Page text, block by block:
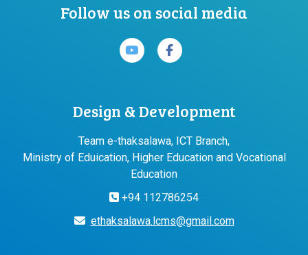
Follow us on social media
Design & Development
Team e-thaksalawa, ICT Branch,
Ministry of Eduication, Higher Education and Vocational
Education
+94 112786254
ethaksalawa.lcms@gmail.com